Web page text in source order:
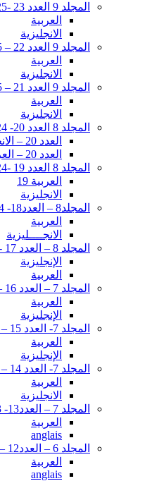
المجلد 9 العدد 23 -2025
العربية
الانجليزية
المجلد 9 العدد 22 – 2025
العربية
الانجليزية
المجلد 9 العدد 21 – 2025
العربية
الانجليزية
المجلد 8 العدد 20- 2024
العدد 20 – الانجليزية
العدد 20 – العربية
المجلد 8 العدد 19 -2024
العربية 19
الانجليزية
المجلد8 – العدد18- 2024
العربية
الانجــــليزية
المجلد 8 – العدد 17 -2024
الإنجليزية
العربية
المجلد 7 – العدد 16 – 2023
العربية
الإنجليزية
المجلد 7- العدد 15 – 2023
العربية
الإنجليزية
المجلد 7- العدد 14 – 2023
العربية
الانجليزية
المجلد 7 – العدد13- 2023
العربية
anglais
المجلد 6 – العدد12 – 2022
العربية
anglais